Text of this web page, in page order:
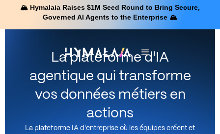
🏔️ Hymalaia Raises $1M Seed Round to Bring Secure,
Governed AI Agents to the Enterprise 🏔️
La plateforme d'IA
agentique qui transforme
vos données métiers en
actions
La plateforme IA d'entreprise où les équipes créent et